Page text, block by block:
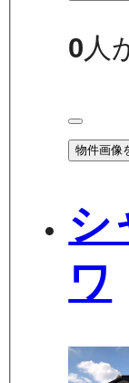
0 人
物件画像
シ
ワ